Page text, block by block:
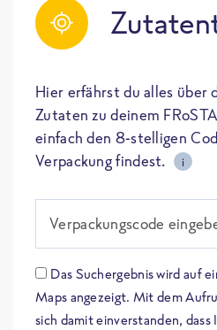
Hier erfährst du alles über
Zutaten zu deinem
einfach den 8-stelligen
Verpackung findest.
i
Verpackungscode
Das Suchergebnis wird auf
Maps angezeigt. Mit dem
sich damit einverstanden,